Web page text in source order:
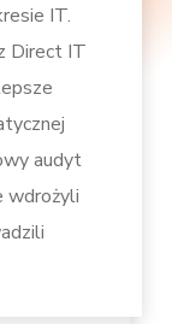
IT.
Direct IT
audyt
wdrożyli